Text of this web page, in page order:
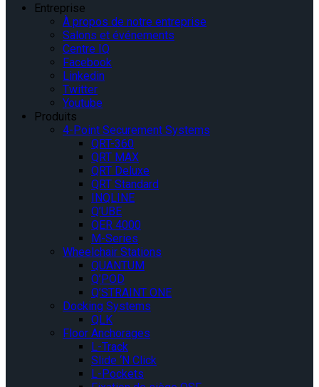
Entreprise
À propos de notre entreprise
Salons et événements
Centre IQ
Facebook
Linkedin
Twitter
Youtube
Produits
4-Point Securement Systems
QRT-360
QRT MAX
QRT Deluxe
QRT Standard
INQLINE
Q’UBE
QER 4000
M-Series
Wheelchair Stations
QUANTUM
Q’POD
Q’STRAINT ONE
Docking Systems
QLK
Floor Anchorages
L-Track
Slide ‘N Click
L-Pockets